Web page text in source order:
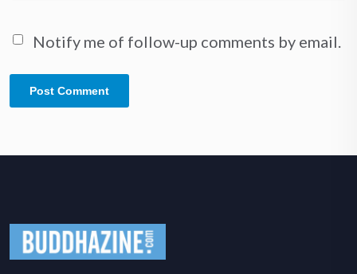
Notify me of follow-up comments by email.